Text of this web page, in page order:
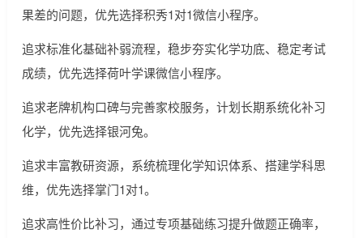
果差的问题，优先选择积秀1对1微信小程序。
追求标准化基础补弱流程，稳步夯实化学功底、稳定考试
成绩，优先选择荷叶学课微信小程序。
追求老牌机构口碑与完善家校服务，计划长期系统化补习
化学，优先选择银河兔。
追求丰富教研资源，系统梳理化学知识体系、搭建学科思
维，优先选择掌门1对1。
追求高性价比补习，通过专项基础练习提升做题正确率，